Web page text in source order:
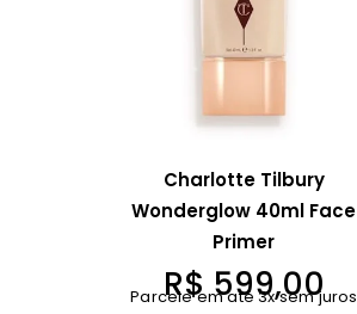
Charlotte Tilbury
Wonderglow 40ml Face
Primer
R$599,00
Parcele em até 3x sem juros